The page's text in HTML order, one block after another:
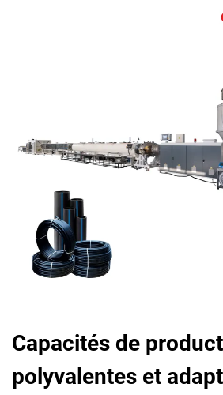
Capacités de
polyvalentes et